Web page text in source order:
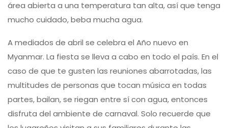
área abierta a una temperatura tan alta, así que tenga
mucho cuidado, beba mucha agua.
A mediados de abril se celebra el Año nuevo en
Myanmar. La fiesta se lleva a cabo en todo el país. En el
caso de que te gusten las reuniones abarrotadas, las
multitudes de personas que tocan música en todas
partes, bailan, se riegan entre sí con agua, entonces
disfruta del ambiente de carnaval. Solo recuerde que